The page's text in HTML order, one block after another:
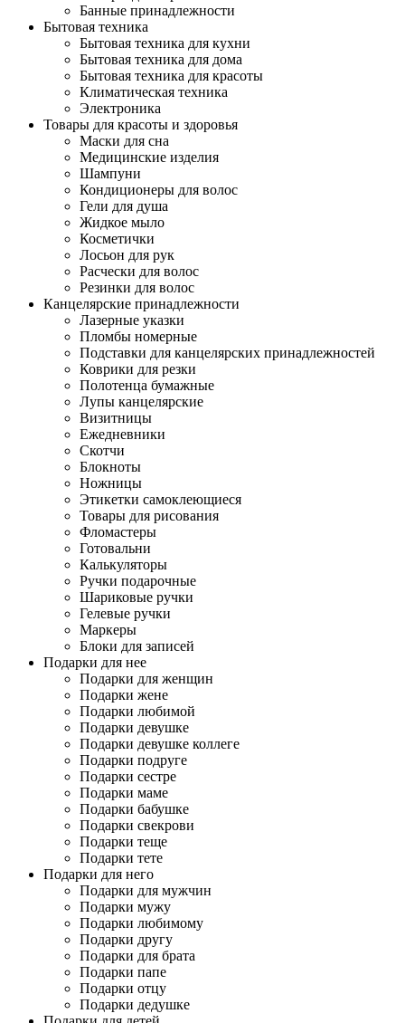
Банные принадлежности
Бытовая техника
Бытовая техника для кухни
Бытовая техника для дома
Бытовая техника для красоты
Климатическая техника
Электроника
Товары для красоты и здоровья
Маски для сна
Медицинские изделия
Шампуни
Кондиционеры для волос
Гели для душа
Жидкое мыло
Косметички
Лосьон для рук
Расчески для волос
Резинки для волос
Канцелярские принадлежности
Лазерные указки
Пломбы номерные
Подставки для канцелярских принадлежностей
Коврики для резки
Полотенца бумажные
Лупы канцелярские
Визитницы
Ежедневники
Скотчи
Блокноты
Ножницы
Этикетки самоклеющиеся
Товары для рисования
Фломастеры
Готовальни
Калькуляторы
Ручки подарочные
Шариковые ручки
Гелевые ручки
Маркеры
Блоки для записей
Подарки для нее
Подарки для женщин
Подарки жене
Подарки любимой
Подарки девушке
Подарки девушке коллеге
Подарки подруге
Подарки сестре
Подарки маме
Подарки бабушке
Подарки свекрови
Подарки теще
Подарки тете
Подарки для него
Подарки для мужчин
Подарки мужу
Подарки любимому
Подарки другу
Подарки для брата
Подарки папе
Подарки отцу
Подарки дедушке